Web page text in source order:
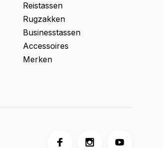
Reistassen
Rugzakken
Businesstassen
Accessoires
Merken